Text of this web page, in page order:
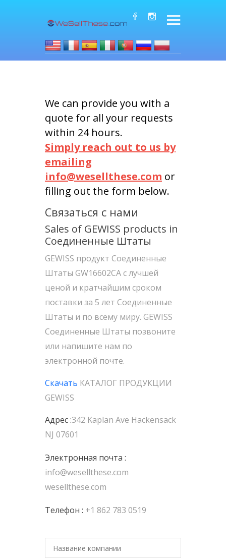
We can provide you with a
quote for all your requests
within 24 hours.
Simply reach out to us by
emailing
info@wesellthese.com or
filling out the form below.
Связаться с нами
Sales of GEWISS products in
Соединенные Штаты
GEWISS продукт Соединенные
Штаты GW16602CA с лучшей
ценой и кратчайшим сроком
поставки за 5 лет Соединенные
Штаты и по всему миру. GEWISS
Соединенные Штаты позвоните
или напишите нам по
электронной почте.
Скачать КАТАЛОГ ПРОДУКЦИИ
GEWISS
Адрес :342 Kaplan Ave Hackensack
NJ 07601
Электронная почта :
info@wesellthese.com
wesellthese.com
Телефон : +1 862 783 0519